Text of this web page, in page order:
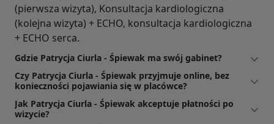
(pierwsza wizyta), Konsultacja kardiologiczna
(kolejna wizyta) + ECHO, konsultacja kardiologiczna
+ ECHO serca.
Gdzie Patrycja Ciurla - Śpiewak ma swój gabinet?
Czy Patrycja Ciurla - Śpiewak przyjmuje online, bez
konieczności pojawiania się w placówce?
Jak Patrycja Ciurla - Śpiewak akceptuje płatności po
wizycie?